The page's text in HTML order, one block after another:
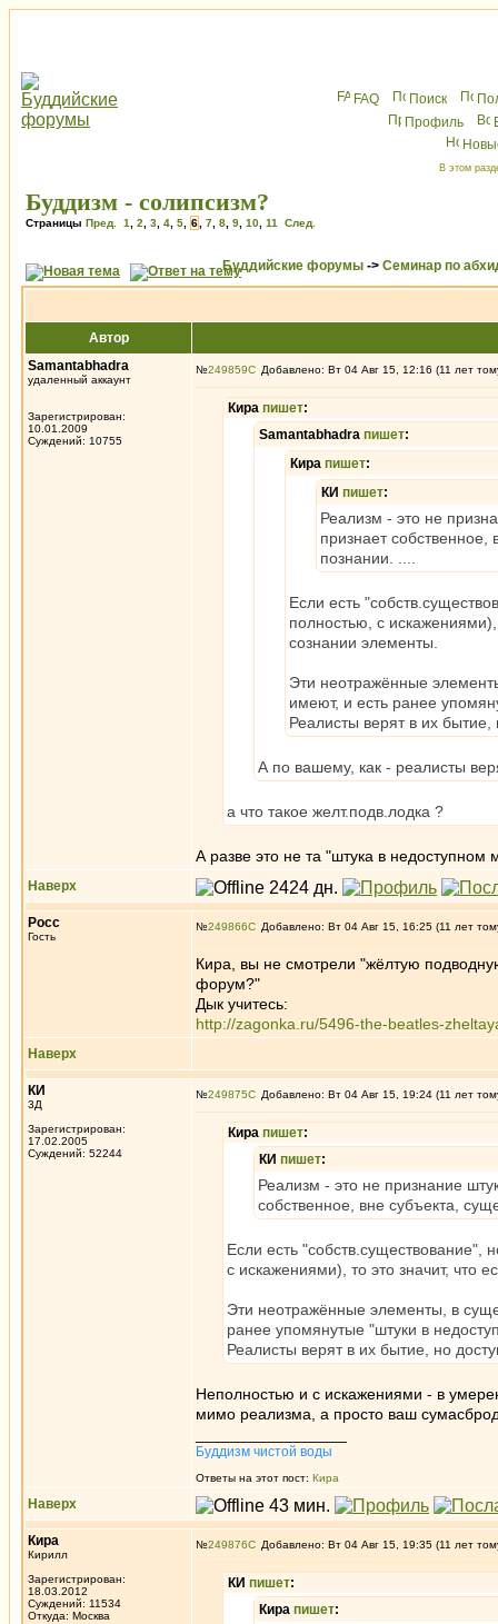
FAQ Поиск
Профиль
В этом
Буддизм - солипсизм?
Страницы Пред. 1 2 3 4 5 6 7 8 9 10 11 След.
Буддийские форумы -> Семинар по
Автор
Samantabhadra
удаленный аккаунт
Зарегистрирован:
10.01.2009
Суждений: 10755
№249859 Добавлено: Вт 04 Авг 15, 12:16 (11 лет
Кира пишет:
Samantabhadra пишет:
Кира пишет:
КИ пишет:
Реализм - это не
признает
познании. ....
Если есть
полностью, с искажениями),
сознании элементы.
Эти неотражённые
имеют, и есть ранее
Реалисты верят в их
А по вашему, как - реалисты
а что такое желт.подв.лодка ?
А разве это не та "штука в недоступном
Наверх
Росс
Гость
№249866 Добавлено: Вт 04 Авг 15, 16:25 (11 лет
Кира, вы не смотрели "жёлтую
форум?"
Дык учитесь:
http://zagonka.ru/5496-the-beatles-
Наверх
КИ
3Д
Зарегистрирован:
17.02.2005
Суждений: 52244
№249875 Добавлено: Вт 04 Авг 15, 19:24 (11 лет
Кира пишет:
КИ пишет:
Реализм - это не признание
собственное, вне субъекта,
Если есть "собств.существование",
с искажениями), то это значит, что
Эти неотражённые элементы, в
ранее упомянутые "штуки в
Реалисты верят в их бытие, но
Неполностью и с искажениями - в
мимо реализма, а просто ваш
Буддизм чистой воды
Ответы на этот пост: Кира
Наверх
Кира
Кирилл
Зарегистрирован:
18.03.2012
Суждений: 11534
Откуда: Москва
№249876 Добавлено: Вт 04 Авг 15, 19:35 (11 лет
КИ пишет:
Кира пишет: